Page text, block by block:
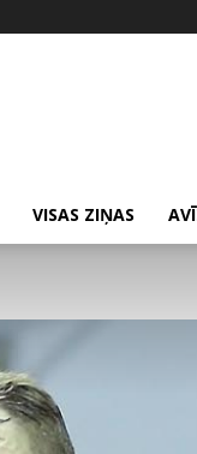
VISAS ZIŅAS